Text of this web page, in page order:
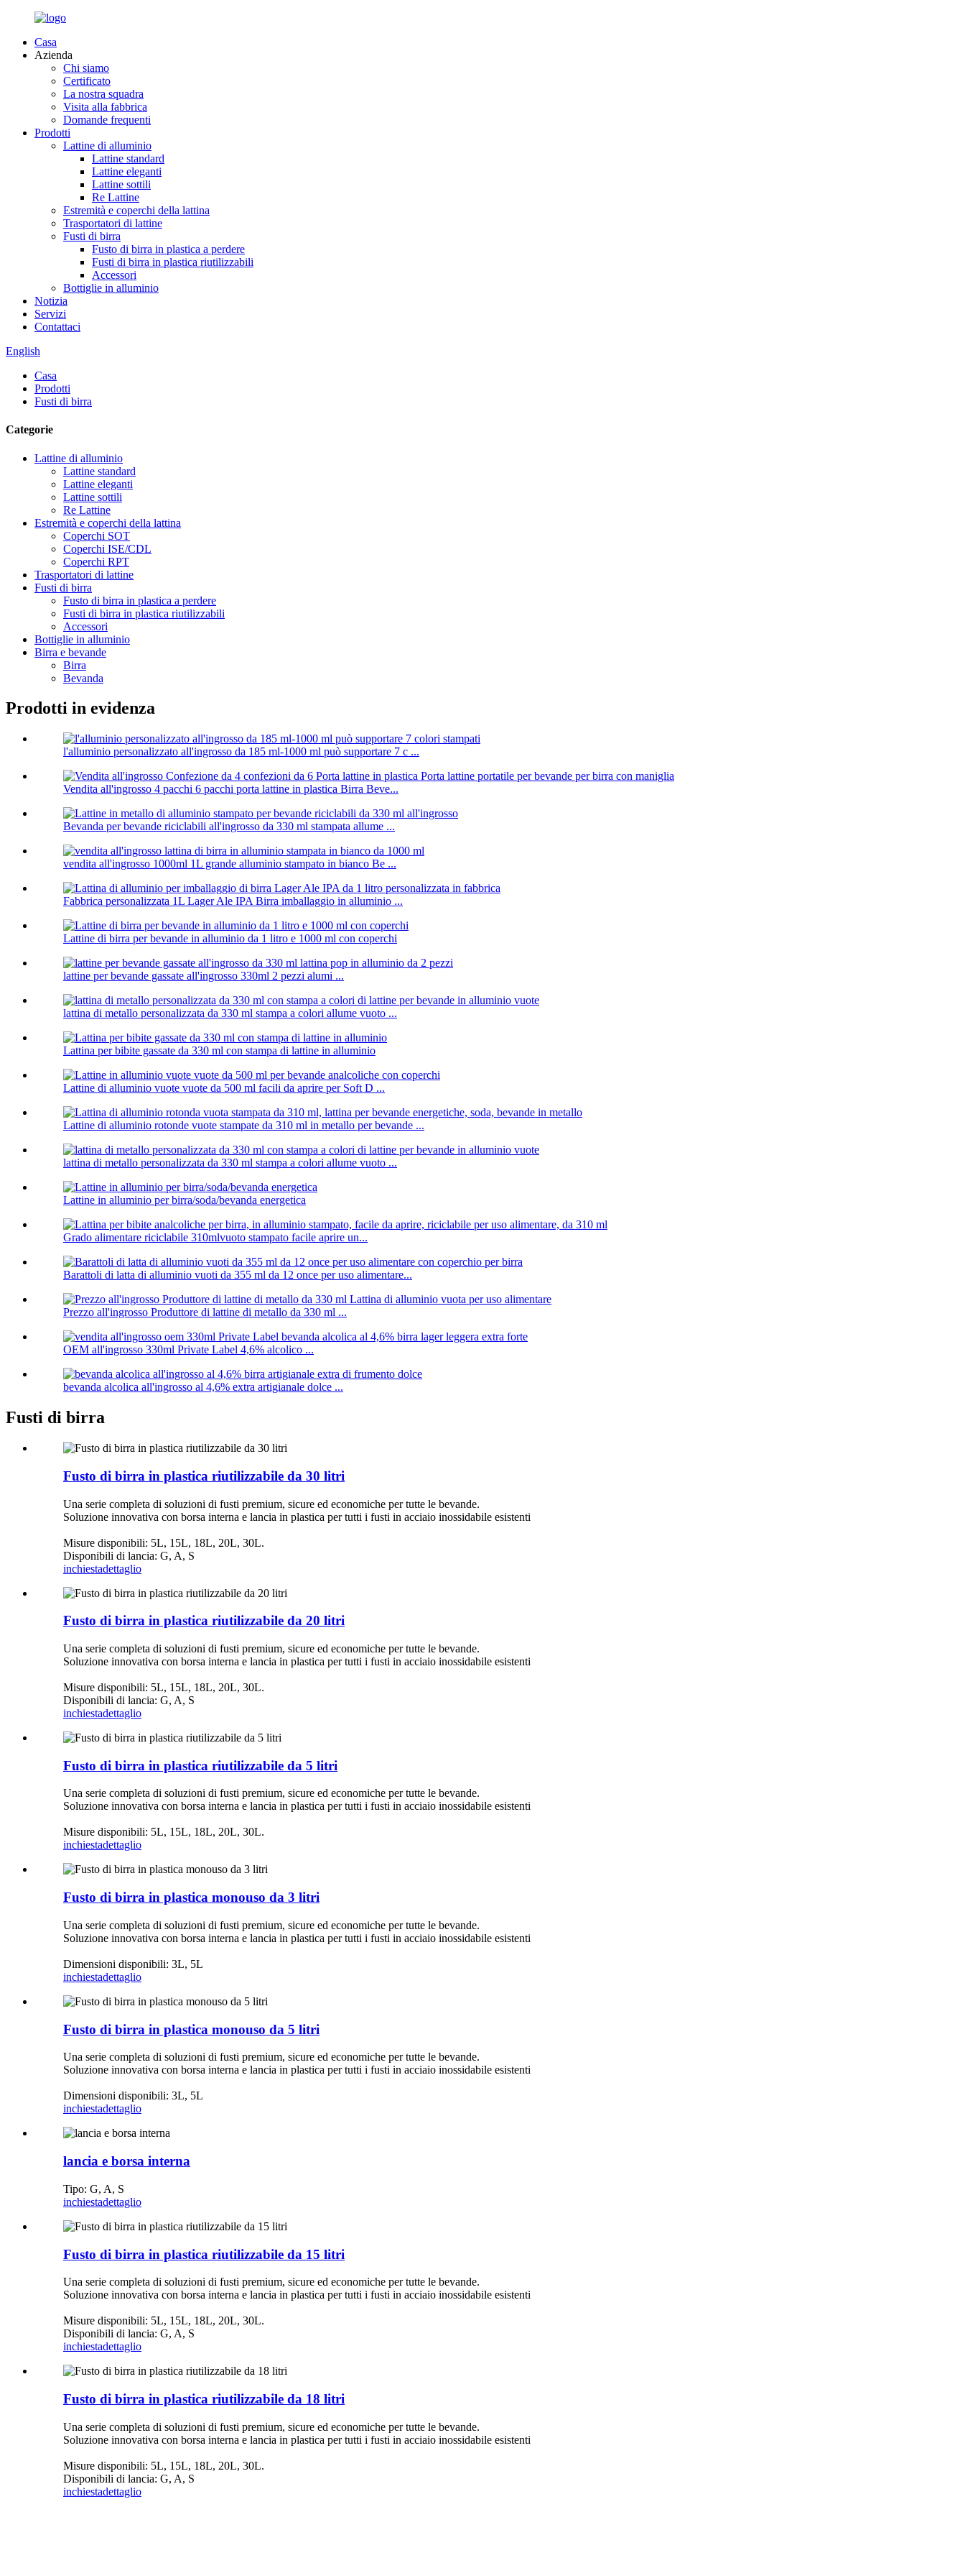
Casa
Azienda
Chi siamo
Certificato
La nostra squadra
Visita alla fabbrica
Domande frequenti
Prodotti
Lattine di alluminio
Lattine standard
Lattine eleganti
Lattine sottili
Re Lattine
Estremità e coperchi della lattina
Trasportatori di lattine
Fusti di birra
Fusto di birra in plastica a perdere
Fusti di birra in plastica riutilizzabili
Accessori
Bottiglie in alluminio
Notizia
Servizi
Contattaci
English
Casa
Prodotti
Fusti di birra
Categorie
Lattine di alluminio
Lattine standard
Lattine eleganti
Lattine sottili
Re Lattine
Estremità e coperchi della lattina
Coperchi SOT
Coperchi ISE/CDL
Coperchi RPT
Trasportatori di lattine
Fusti di birra
Fusto di birra in plastica a perdere
Fusti di birra in plastica riutilizzabili
Accessori
Bottiglie in alluminio
Birra e bevande
Birra
Bevanda
Prodotti in evidenza
l'alluminio personalizzato all'ingrosso da 185 ml-1000 ml può supportare 7 c ...
Vendita all'ingrosso 4 pacchi 6 pacchi porta lattine in plastica Birra Beve...
Bevanda per bevande riciclabili all'ingrosso da 330 ml stampata allume ...
vendita all'ingrosso 1000ml 1L grande alluminio stampato in bianco Be ...
Fabbrica personalizzata 1L Lager Ale IPA Birra imballaggio in alluminio ...
Lattine di birra per bevande in alluminio da 1 litro e 1000 ml con coperchi
lattine per bevande gassate all'ingrosso 330ml 2 pezzi alumi ...
lattina di metallo personalizzata da 330 ml stampa a colori allume vuoto ...
Lattina per bibite gassate da 330 ml con stampa di lattine in alluminio
Lattine di alluminio vuote vuote da 500 ml facili da aprire per Soft D ...
Lattine di alluminio rotonde vuote stampate da 310 ml in metallo per bevande ...
lattina di metallo personalizzata da 330 ml stampa a colori allume vuoto ...
Lattine in alluminio per birra/soda/bevanda energetica
Grado alimentare riciclabile 310mlvuoto stampato facile aprire un...
Barattoli di latta di alluminio vuoti da 355 ml da 12 once per uso alimentare...
Prezzo all'ingrosso Produttore di lattine di metallo da 330 ml ...
OEM all'ingrosso 330ml Private Label 4,6% alcolico ...
bevanda alcolica all'ingrosso al 4,6% extra artigianale dolce ...
Fusti di birra
Fusto di birra in plastica riutilizzabile da 30 litri
Una serie completa di soluzioni di fusti premium, sicure ed economiche per tutte le bevande.
Soluzione innovativa con borsa interna e lancia in plastica per tutti i fusti in acciaio inossidabile esistenti
Misure disponibili: 5L, 15L, 18L, 20L, 30L.
Disponibili di lancia: G, A, S
inchiestadettaglio
Fusto di birra in plastica riutilizzabile da 20 litri
Una serie completa di soluzioni di fusti premium, sicure ed economiche per tutte le bevande.
Soluzione innovativa con borsa interna e lancia in plastica per tutti i fusti in acciaio inossidabile esistenti
Misure disponibili: 5L, 15L, 18L, 20L, 30L.
Disponibili di lancia: G, A, S
inchiestadettaglio
Fusto di birra in plastica riutilizzabile da 5 litri
Una serie completa di soluzioni di fusti premium, sicure ed economiche per tutte le bevande.
Soluzione innovativa con borsa interna e lancia in plastica per tutti i fusti in acciaio inossidabile esistenti
Misure disponibili: 5L, 15L, 18L, 20L, 30L.
inchiestadettaglio
Fusto di birra in plastica monouso da 3 litri
Una serie completa di soluzioni di fusti premium, sicure ed economiche per tutte le bevande.
Soluzione innovativa con borsa interna e lancia in plastica per tutti i fusti in acciaio inossidabile esistenti
Dimensioni disponibili: 3L, 5L
inchiestadettaglio
Fusto di birra in plastica monouso da 5 litri
Una serie completa di soluzioni di fusti premium, sicure ed economiche per tutte le bevande.
Soluzione innovativa con borsa interna e lancia in plastica per tutti i fusti in acciaio inossidabile esistenti
Dimensioni disponibili: 3L, 5L
inchiestadettaglio
lancia e borsa interna
Tipo: G, A, S
inchiestadettaglio
Fusto di birra in plastica riutilizzabile da 15 litri
Una serie completa di soluzioni di fusti premium, sicure ed economiche per tutte le bevande.
Soluzione innovativa con borsa interna e lancia in plastica per tutti i fusti in acciaio inossidabile esistenti
Misure disponibili: 5L, 15L, 18L, 20L, 30L.
Disponibili di lancia: G, A, S
inchiestadettaglio
Fusto di birra in plastica riutilizzabile da 18 litri
Una serie completa di soluzioni di fusti premium, sicure ed economiche per tutte le bevande.
Soluzione innovativa con borsa interna e lancia in plastica per tutti i fusti in acciaio inossidabile esistenti
Misure disponibili: 5L, 15L, 18L, 20L, 30L.
Disponibili di lancia: G, A, S
inchiestadettaglio